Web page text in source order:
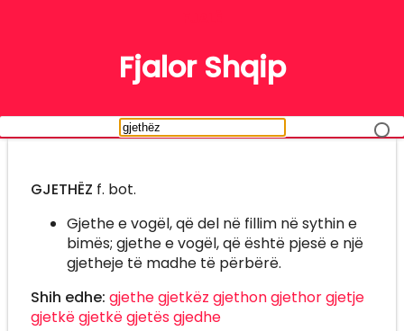
Fjalor Shqip
GJETHËZ f. bot.
Gjethe e vogël, që del në fillim në sythin e
bimës; gjethe e vogël, që është pjesë e një
gjetheje të madhe të përbërë.
Shih edhe: gjethegjetkëz gjethongjethorgjetje
gjetkëgjetkëgjetësgjedhe